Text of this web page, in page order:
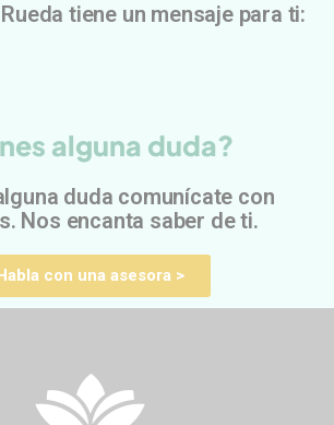
tiene un mensaje para ti:
alguna duda?
duda comunícate con
Nos encanta saber de ti.
con una asesora >